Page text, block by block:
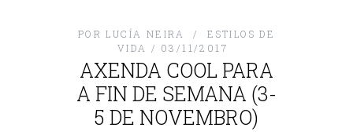
POR LUCÍA NEIRA
ESTILOS DE
VIDA
03/11/2017
AXENDA COOL PARA
A FIN DE SEMANA (3-
5 DE NOVEMBRO)